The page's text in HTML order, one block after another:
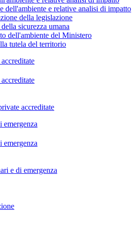
dell'ambiente e relative analisi di impatto
della legislazione
sicurezza umana
dell'ambiente del Ministero
tutela del territorio
accreditate
emergenza
emergenza
e di emergenza